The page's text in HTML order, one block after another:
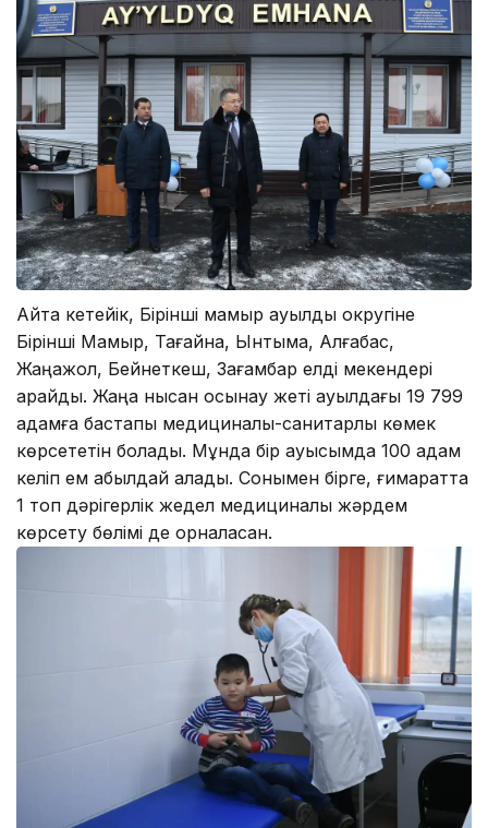
Айта кетейік, Бірінші мамыр ауылдық округіне
Бірінші Мамыр, Тағайна, Ынтымақ, Алғабас,
Жаңажол, Бейнеткеш, Зағамбар елді мекендері
қарайды. Жаңа нысан осынау жеті ауылдағы 19 799
адамға бастапқы медициналық-санитарлық көмек
көрсететін болады. Мұнда бір ауысымда 100 адам
келіп ем қабылдай алады. Сонымен бірге, ғимаратта
1 топ дәрігерлік жедел медициналық жәрдем
көрсету бөлімі де орналасқан.